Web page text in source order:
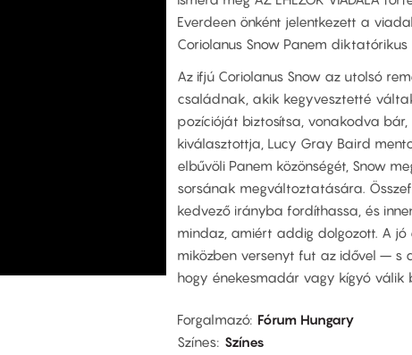
Everdeen önként jelentkezett a
Coriolanus Snow Panem diktatórikus
Az ifjú Coriolanus Snow az utolsó
családnak, akik kegyvesztetté
pozícióját biztosítsa, vonakodva
kiválasztottja, Lucy Gray Baird
elbűvöli Panem közönségét, Snow
sorsának megváltoztatására.
kedvező irányba fordíthassa, és
mindaz, amiért addig dolgozott. A jó
miközben versenyt fut az idővel – s
hogy énekesmadár vagy kígyó válik
Forgalmazó Fórum Hungary
Színes Színes